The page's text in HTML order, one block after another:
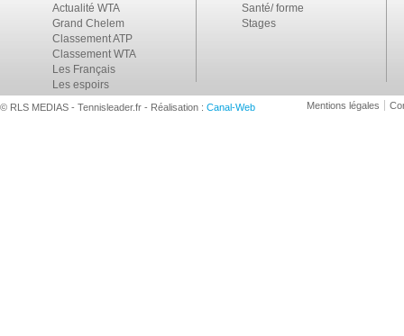
Actualité WTA
Grand Chelem
Classement ATP
Classement WTA
Les Français
Les espoirs
Santé/ forme
Stages
© RLS MEDIAS - Tennisleader.fr - Réalisation : Canal-Web Mentions légales